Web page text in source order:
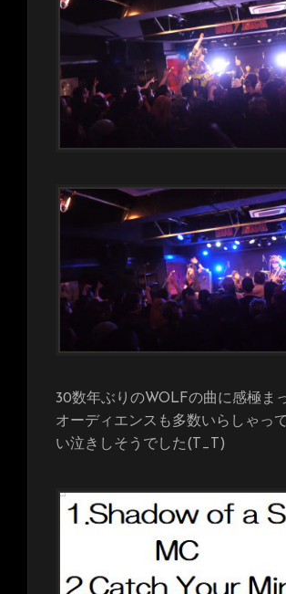
30数年ぶりのWOLFの曲に感極ま
オーディエンスも多数いらしゃっ
い泣きしそうでした(T_T)